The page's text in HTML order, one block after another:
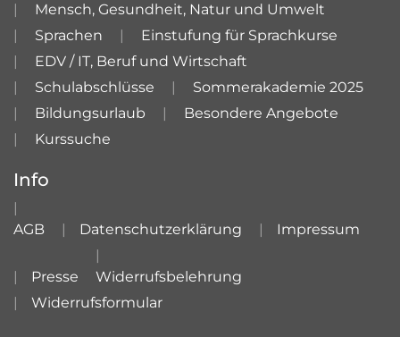
Mensch, Gesundheit, Natur und Umwelt
Sprachen
Einstufung für Sprachkurse
EDV / IT, Beruf und Wirtschaft
Schulabschlüsse
Sommerakademie 2025
Bildungsurlaub
Besondere Angebote
Kurssuche
Info
AGB Datenschutzerklärung Impressum
Presse
Widerrufsbelehrung
Widerrufsformular